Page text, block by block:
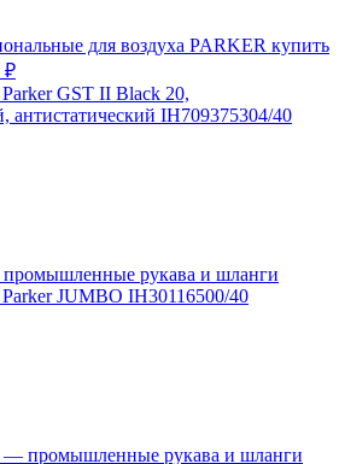
GST II Black 20,
IH709375304/40
JUMBO IH30116500/40